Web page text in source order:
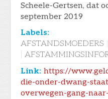
Scheele-Gertsen, dat
september 2019
Labels:
AFSTANDSMOEDERS
Link: https://
die-onder-dwang-
overwegen-gang-